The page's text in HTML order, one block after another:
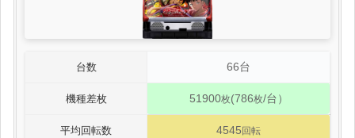
台数 66台
機種差枚 51900枚(786枚/台）
平均回転数 4545 回転